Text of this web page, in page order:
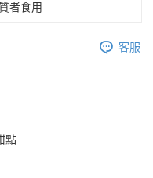
者食用
客服
點